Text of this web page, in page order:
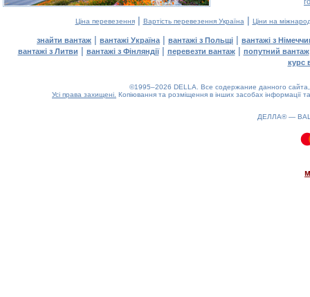
Ціна перевезення| Вартість перевезення Україна | Ціни на
знайти вантаж | вантажі Україна | вантажі з Польщі | вантажі з
вантажі з Литви | вантажі з Фінляндії| перевезти вантаж| попутний вантаж
курс
©1995–2026 DELLA. Все содержание данного
Усі права захищені. Копіювання та розміщення в інших засобах інформації
ДЕЛЛА® —